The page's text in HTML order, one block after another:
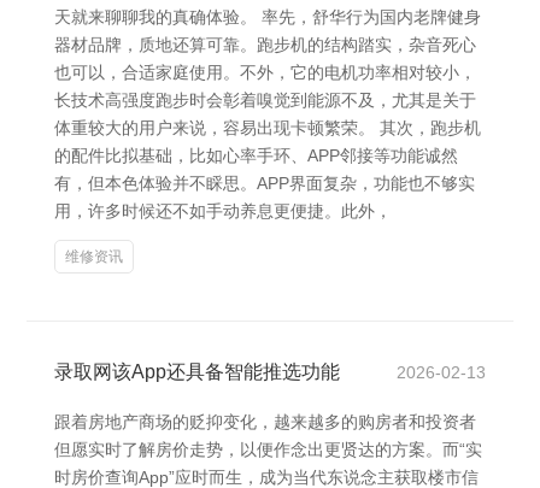
天就来聊聊我的真确体验。 率先，舒华行为国内老牌健身
器材品牌，质地还算可靠。跑步机的结构踏实，杂音死心
也可以，合适家庭使用。不外，它的电机功率相对较小，
长技术高强度跑步时会彰着嗅觉到能源不及，尤其是关于
体重较大的用户来说，容易出现卡顿繁荣。 其次，跑步机
的配件比拟基础，比如心率手环、APP邻接等功能诚然
有，但本色体验并不睬思。APP界面复杂，功能也不够实
用，许多时候还不如手动养息更便捷。此外，
维修资讯
录取网该App还具备智能推选功能 2026-02-13
跟着房地产商场的贬抑变化，越来越多的购房者和投资者
但愿实时了解房价走势，以便作念出更贤达的方案。而“实
时房价查询App”应时而生，成为当代东说念主获取楼市信